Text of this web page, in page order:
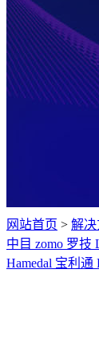
网站首页 > 解
中目 zomo 罗技
Hamedal 宝利通